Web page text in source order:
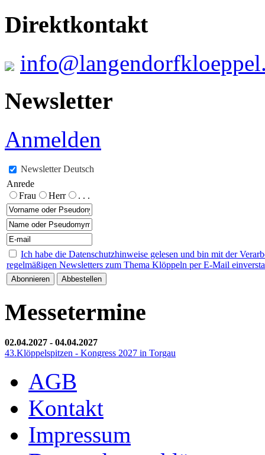
Direktkontakt
Newsletter
Anmelden
Newsletter Deutsch
Anrede
Frau
Herr . . .
Ich habe die Datenschutzhinweise gelesen und bin mit der
regelmäßigen Newsletters zum Thema Klöppeln per E-Mail
Messetermine
02.04.2027 - 04.04.2027
43.Klöppelspitzen - Kongress 2027 in Torgau
AGB
Kontakt
Impressum